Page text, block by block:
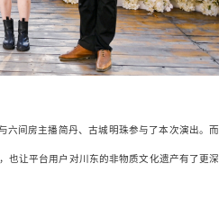
六间房主播简丹、古城明珠参与了本次演出。而
也让平台用户对川东的非物质文化遗产有了更深